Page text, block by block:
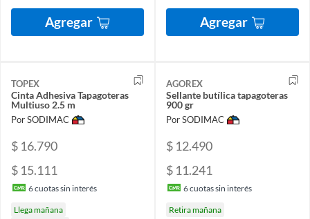
Agregar Agregar
TOPEX
Cinta Adhesiva Tapagoteras
Multiuso 2.5 m
Por SODIMAC
$ 16.790
$ 15.111
6cuotas sin interés
Llega mañana
AGOREX
Sellante butílica tapagoteras
900 gr
Por SODIMAC
$ 12.490
$ 11.241
6cuotas sin interés
Retira mañana